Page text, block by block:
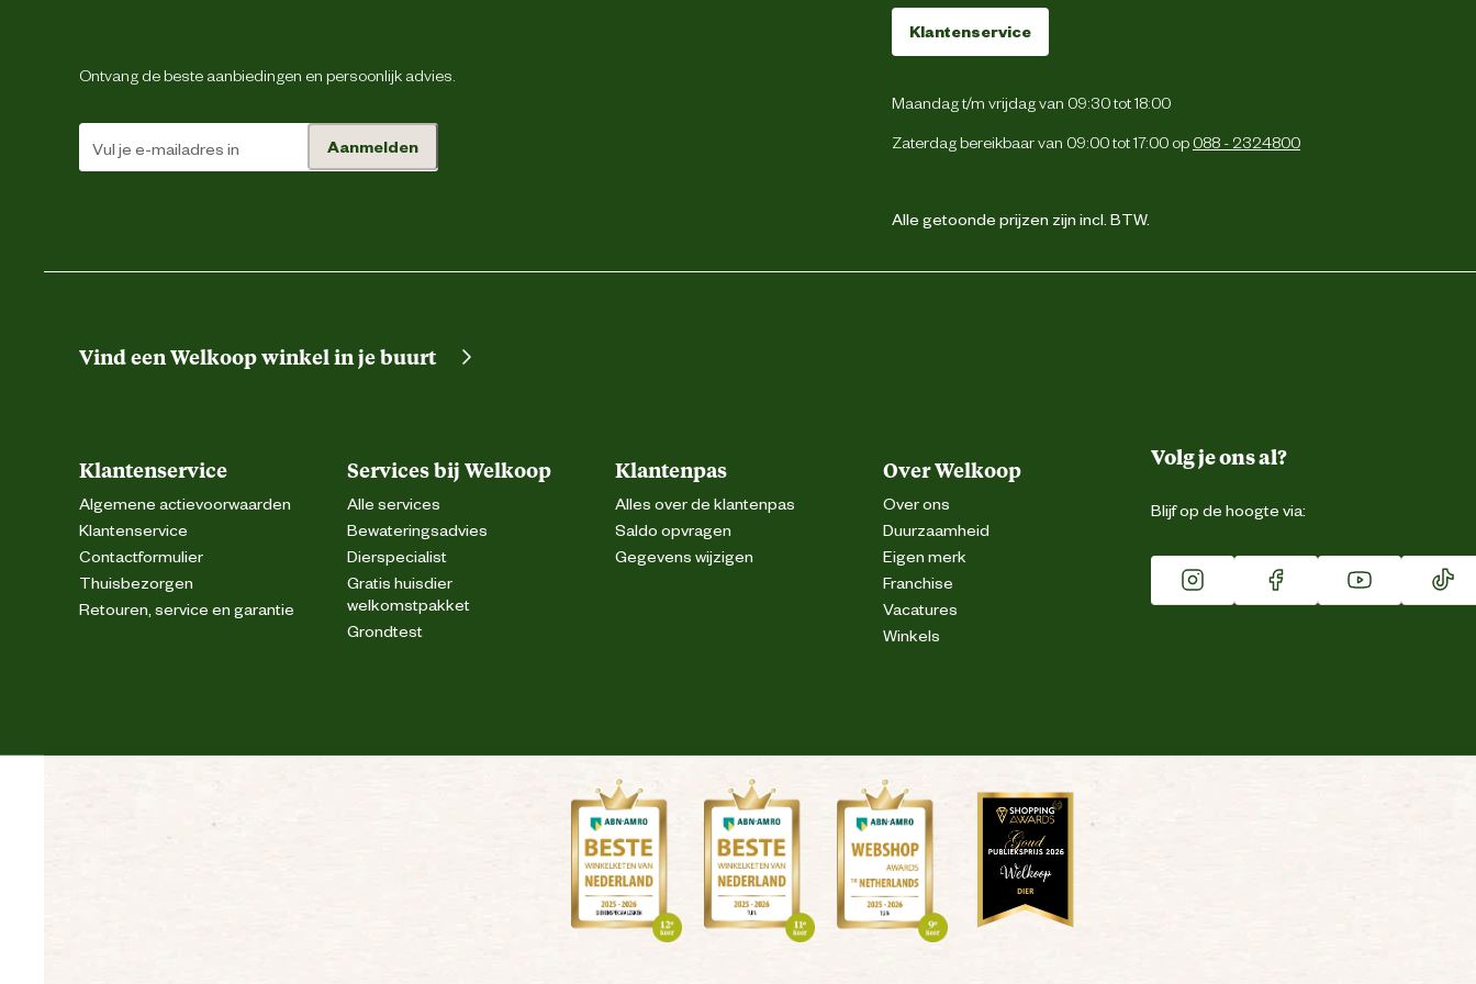
Lengte
Ontvang de beste aanbiedingen en persoonlijk advies.
Aanmelden
Klantenservice
Maandag t/m vrijdag van 09:30 tot 18:00
Zaterdag bereikbaar van 09:00 tot 17:00 op 088 - 2324800
Alle getoonde prijzen zijn incl. BTW.
Vind een Welkoop winkel in je buurt
Klantenservice
Algemene actievoorwaarden
Klantenservice
Contactformulier
Thuisbezorgen
Retouren, service en garantie
Services bij Welkoop
Alle services
Bewateringsadvies
Dierspecialist
Gratis huisdier
welkomstpakket
Grondtest
Klantenpas
Alles over de klantenpas
Saldo opvragen
Gegevens wijzigen
Over Welkoop
Over ons
Duurzaamheid
Eigen merk
Franchise
Vacatures
Winkels
Volg je ons al?
Blijf op de hoogte via: